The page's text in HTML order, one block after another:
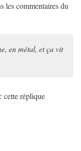
les commentaires du
en métal, et ça vit
cette réplique